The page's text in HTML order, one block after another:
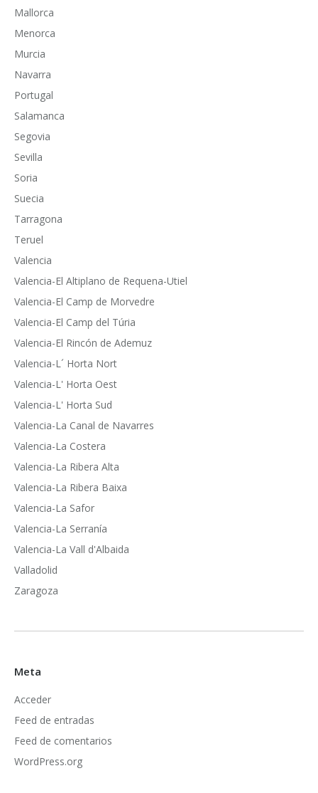
Mallorca
Menorca
Murcia
Navarra
Portugal
Salamanca
Segovia
Sevilla
Soria
Suecia
Tarragona
Teruel
Valencia
Valencia-El Altiplano de Requena-Utiel
Valencia-El Camp de Morvedre
Valencia-El Camp del Túria
Valencia-El Rincón de Ademuz
Valencia-L´ Horta Nort
Valencia-L' Horta Oest
Valencia-L' Horta Sud
Valencia-La Canal de Navarres
Valencia-La Costera
Valencia-La Ribera Alta
Valencia-La Ribera Baixa
Valencia-La Safor
Valencia-La Serranía
Valencia-La Vall d'Albaida
Valladolid
Zaragoza
Meta
Acceder
Feed de entradas
Feed de comentarios
WordPress.org